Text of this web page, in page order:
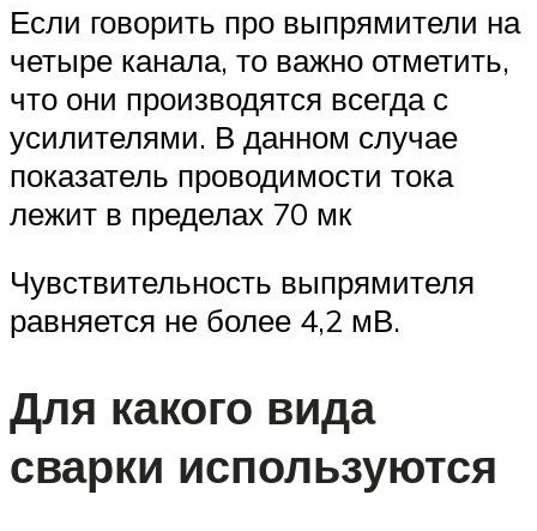
Если говорить про выпрямители на
четыре канала, то важно отметить,
что они производятся всегда с
усилителями. В данном случае
показатель проводимости тока
лежит в пределах 70 мк
Чувствительность выпрямителя
равняется не более 4,2 мВ.
Для какого вида
сварки используются